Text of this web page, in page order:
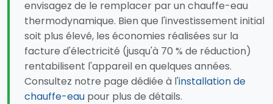
envisagez de le remplacer par un chauffe-eau
thermodynamique. Bien que l'investissement initial
soit plus élevé, les économies réalisées sur la
facture d'électricité (jusqu'à 70 % de réduction)
rentabilisent l'appareil en quelques années.
Consultez notre page dédiée à l'installation de
chauffe-eau pour plus de détails.